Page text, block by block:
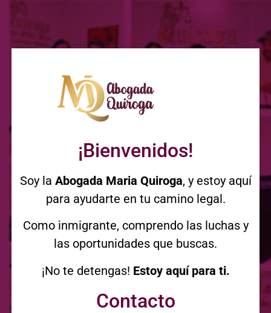
¡Bienvenidos!
Soy la Abogada Maria Quiroga, y estoy aquí
para ayudarte en tu camino legal.
Como inmigrante, comprendo las luchas y
las oportunidades que buscas.
¡No te detengas! Estoy aquí para ti.
Contacto